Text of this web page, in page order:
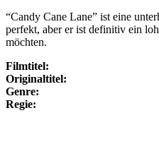
“Candy Cane Lane” ist eine
perfekt, aber er ist definitiv ein
möchten.
Filmtitel:
Originaltitel:
Genre:
Regie: